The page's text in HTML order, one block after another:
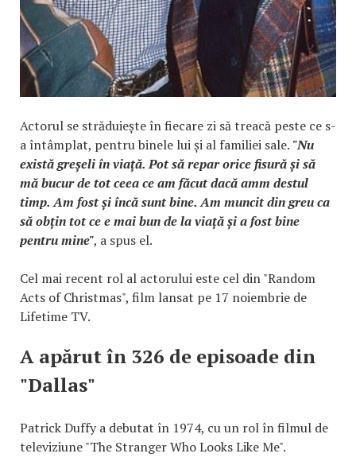
Actorul se străduiește în fiecare zi să treacă peste ce s-
a întâmplat, pentru binele lui și al familiei sale. "Nu
există greșeli în viață. Pot să repar orice fisură și să
mă bucur de tot ceea ce am făcut dacă amm destul
timp. Am fost și încă sunt bine. Am muncit din greu ca
să obțin tot ce e mai bun de la viață și a fost bine
pentru mine", a spus el.
Cel mai recent rol al actorului este cel din "Random
Acts of Christmas", film lansat pe 17 noiembrie de
Lifetime TV.
A apărut în 326 de episoade din
"Dallas"
Patrick Duffy a debutat în 1974, cu un rol în filmul de
televiziune "The Stranger Who Looks Like Me".